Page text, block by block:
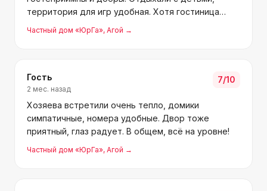
территория для игр удобная. Хотя гостиница
рядом с трассой, шума вообще не слышно.
Особая благодарность горничной Эле за заботу!
Частный дом «ЮрГа», Агой →
Гость
2 мес. назад
7/10
Хозяева встретили очень тепло, домики
симпатичные, номера удобные. Двор тоже
приятный, глаз радует. В общем, всё на уровне!
Частный дом «ЮрГа», Агой →